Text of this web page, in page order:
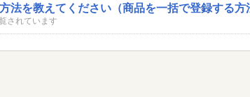
法を教えてください（商品を一括で登録する方
されています